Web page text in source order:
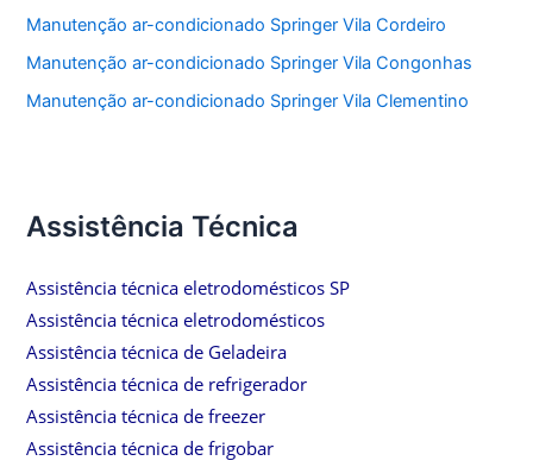
Manutenção ar-condicionado Springer Vila Cordeiro
Manutenção ar-condicionado Springer Vila Congonhas
Manutenção ar-condicionado Springer Vila Clementino
Assistência Técnica
Assistência técnica eletrodomésticos SP
Assistência técnica eletrodomésticos
Assistência técnica de Geladeira
Assistência técnica de refrigerador
Assistência técnica de freezer
Assistência técnica de frigobar